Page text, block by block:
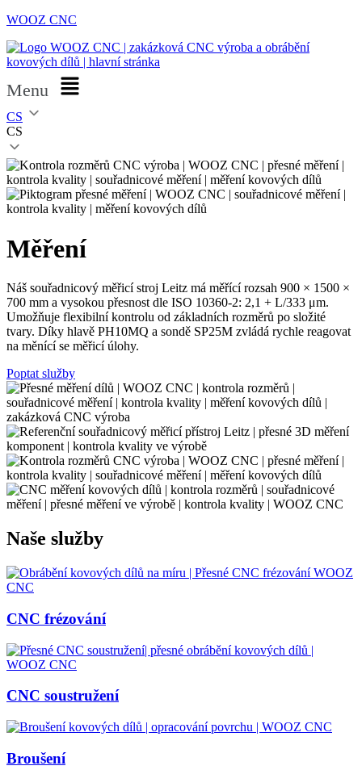
WOOZ CNC
Menu
CS
CS
Měření
Náš souřadnicový měřicí stroj Leitz má měřící rozsah 900 × 1500 ×
700 mm a vysokou přesnost dle ISO 10360-2: 2,1 + L/333 μm.
Umožňuje flexibilní kontrolu od základních rozměrů po složité
tvary. Díky hlavě PH10MQ a sondě SP25M zvládá rychle reagovat
na měnící se měřicí úlohy.
Poptat služby
Naše služby
CNC frézování
CNC soustružení
Broušení